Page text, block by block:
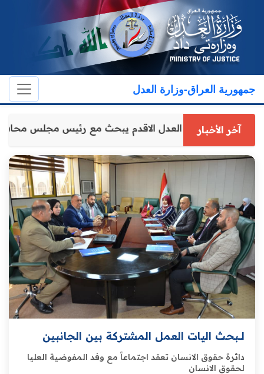
جمهورية العراق-وزارة العدل
آخر الأخباروكيل وزارة العدل الاقدم يبحث مع رئيس مجلس
لــــبحث اليات العمل المشتركة بين الجانبين
دائرة حقوق الانسان تعقد اجتماعاً مع وفد المفوضية ‏العليا
لحقوق الانسان